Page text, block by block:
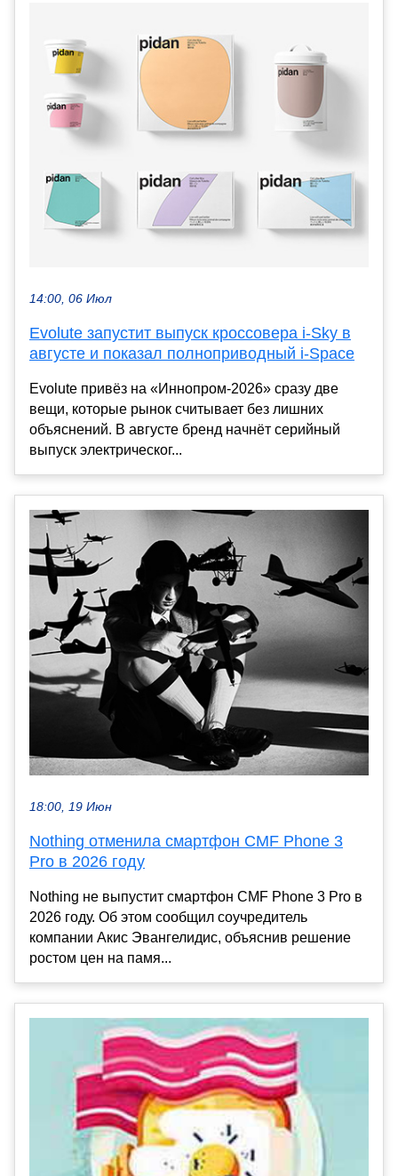
14:00, 06 Июл
Evolute запустит выпуск кроссовера i-Sky в
августе и показал полноприводный i-Space
Evolute привёз на «Иннопром-2026» сразу две
вещи, которые рынок считывает без лишних
объяснений. В августе бренд начнёт серийный
выпуск электрическог...
18:00, 19 Июн
Nothing отменила смартфон CMF Phone 3
Pro в 2026 году
Nothing не выпустит смартфон CMF Phone 3 Pro в
2026 году. Об этом сообщил соучредитель
компании Акис Эвангелидис, объяснив решение
ростом цен на памя...